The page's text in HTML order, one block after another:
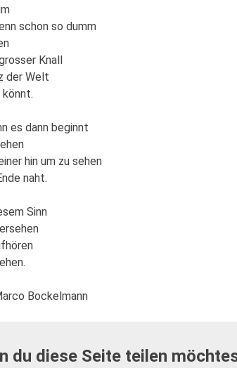
schon so dumm
Knall
der Welt
könnt.
es dann beginnt
hin um zu sehen
naht.
Sinn
Bockelmann
du diese Seite teilen